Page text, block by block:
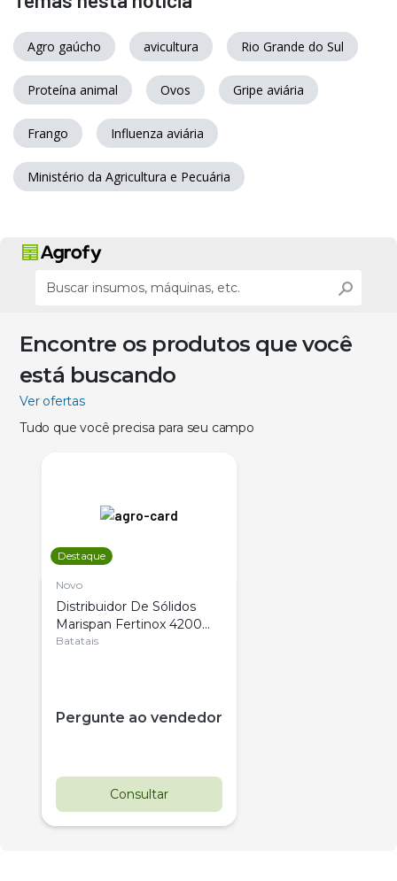
Agro gaúcho avicultura Rio Grande do Sul
Proteína animal Ovos Gripe aviária
Frango Influenza aviária
Ministério da Agricultura e Pecuária
Encontre os produtos que você
está buscando
Ver ofertas
Tudo que você precisa para seu campo
Destaque
Novo
Distribuidor De Sólidos
Marispan Fertinox 4200
Citrus
Batatais
Pergunte ao vendedor
Consultar